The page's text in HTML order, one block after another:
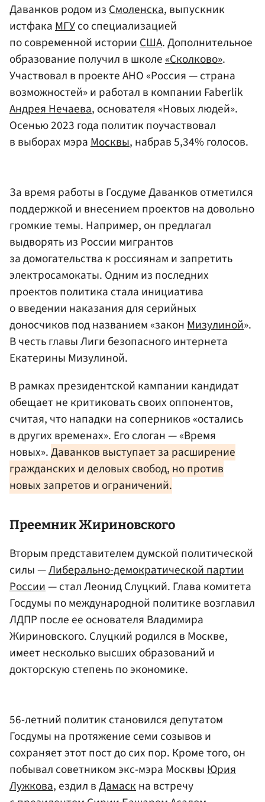
Даванков родом из Смоленска, выпускник
истфака МГУсо специализацией
по современной истории США. Дополнительное
образование получил в школе«Сколково».
Участвовал в проекте АНО «Россия — страна
возможностей» и работал в компании Faberlik
Андрея Нечаева, основателя «Новых людей».
Осенью 2023 года политик поучаствовал
в выборах мэра Москвы, набрав 5,34% голосов.
За время работы в Госдуме Даванков отметился
поддержкой и внесением проектов на довольно
громкие темы. Например, он предлагал
выдворять из России мигрантов
за домогательства к россиянам и запретить
электросамокаты. Одним из последних
проектов политика стала инициатива
о введении наказания для серийных
доносчиков под названием «законМизулиной».
В честь главы Лиги безопасного интернета
Екатерины Мизулиной.
В рамках президентской кампании кандидат
обещает не критиковать своих оппонентов,
считая, что нападки на соперников «остались
в других временах». Его слоган — «Время
новых».Даванков выступает за расширение
гражданских и деловых свобод, но против
новых запретов и ограничений.
ПреемникЖириновского
Вторым представителем думской политической
силы —Либерально-демократической партии
России— стал Леонид Слуцкий. Глава комитета
Госдумы по международной политике возглавил
ЛДПР после ее основателя Владимира
Жириновского. Слуцкий родился в Москве,
имеет несколько высших образований и
докторскую степень по экономике.
56-летний политик становился депутатом
Госдумы на протяжение семи созывов и
сохраняет этот пост до сих пор. Кроме того, он
побывал советником экс-мэра МосквыЮрия
Лужкова, ездил вДамаскна встречу